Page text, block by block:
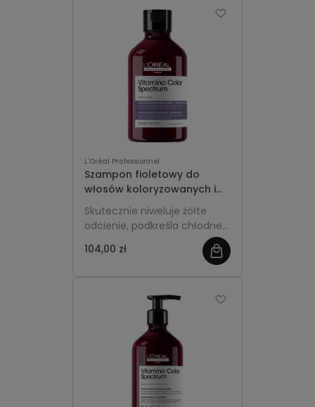
L'Oréal Professionnel
Szampon fioletowy do
włosów koloryzowanych i
rozjaśnianych 300ml -
L'Oréal Professionnel
Vitamino Color Spectrum
Skutecznie niweluje żółte
odcienie, podkreśla chłodne
refleksy i chroni kolor włosów
farbowanych, dodając im
104,00 zł